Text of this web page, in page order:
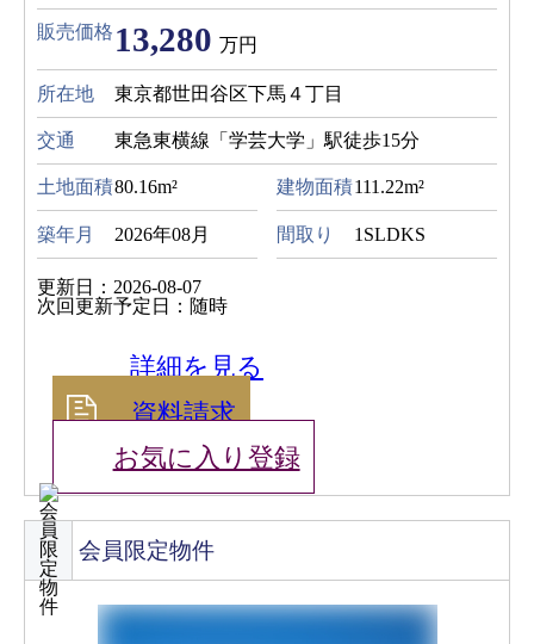
販売価格 13,280 万円
所在地 東京都世田谷区下馬４丁目
交通 東急東横線「学芸大学」駅徒歩15分
土地面積80.16m² 建物面積111.22m²
築年月 2026年08月 間取り 1SLDKS
更新日：2026-08-07
次回更新予定日：随時
詳細を見る
資料請求
お気に入り登録
会員限定物件